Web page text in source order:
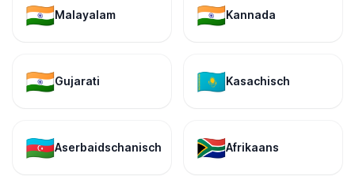
🇮🇳Malayalam 🇮🇳Kannada
🇮🇳Gujarati 🇰🇿Kasachisch
🇦🇿Aserbaidschanisch 🇿🇦Afrikaans